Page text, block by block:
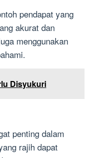
pendapat yang
akurat dan
menggunakan
Disyukuri
penting dalam
rajih dapat